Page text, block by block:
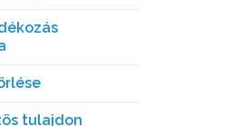
tulajdon